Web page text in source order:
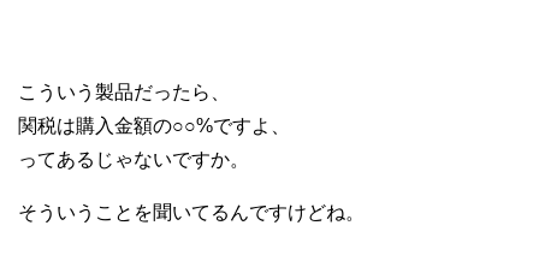
こういう製品だったら、
関税は購入金額の○○%ですよ、
ってあるじゃないですか。
そういうことを聞いてるんですけどね。